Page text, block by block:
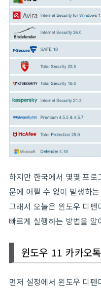
하지만 한국에서 몇몇 프
문에 어쩔 수 없이 발생하
그래서 오늘은 윈도우 디
빠르게 실행하는 방법을 알
윈도우 11 카카오
먼저 설정에서 윈도우 디